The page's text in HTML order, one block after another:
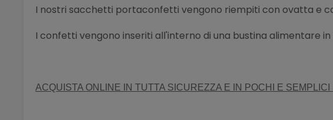
I nostri sacchetti portaconfetti vengono riempiti con ovatta e
I confetti vengono inseriti all'interno di una bustina alimentare
ACQUISTA ONLINE IN TUTTA SICUREZZA E IN POCHI E SEMPLICI